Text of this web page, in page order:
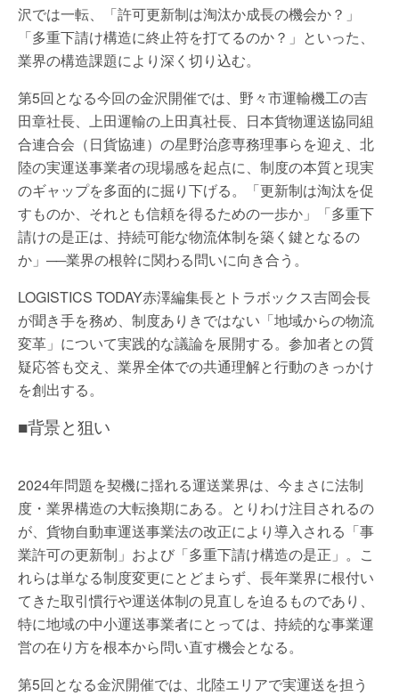
沢では一転、「許可更新制は淘汰か成長の機会か？」
「多重下請け構造に終止符を打てるのか？」といった、
業界の構造課題により深く切り込む。
第5回となる今回の金沢開催では、野々市運輸機工の吉
田章社長、上田運輸の上田真社長、日本貨物運送協同組
合連合会（日貨協連）の星野治彦専務理事らを迎え、北
陸の実運送事業者の現場感を起点に、制度の本質と現実
のギャップを多面的に掘り下げる。「更新制は淘汰を促
すものか、それとも信頼を得るための一歩か」「多重下
請けの是正は、持続可能な物流体制を築く鍵となるの
か」──業界の根幹に関わる問いに向き合う。
LOGISTICS TODAY赤澤編集長とトラボックス吉岡会長
が聞き手を務め、制度ありきではない「地域からの物流
変革」について実践的な議論を展開する。参加者との質
疑応答も交え、業界全体での共通理解と行動のきっかけ
を創出する。
■背景と狙い
2024年問題を契機に揺れる運送業界は、今まさに法制
度・業界構造の大転換期にある。とりわけ注目されるの
が、貨物自動車運送事業法の改正により導入される「事
業許可の更新制」および「多重下請け構造の是正」。こ
れらは単なる制度変更にとどまらず、長年業界に根付い
てきた取引慣行や運送体制の見直しを迫るものであり、
特に地域の中小運送事業者にとっては、持続的な事業運
営の在り方を根本から問い直す機会となる。
第5回となる金沢開催では、北陸エリアで実運送を担う